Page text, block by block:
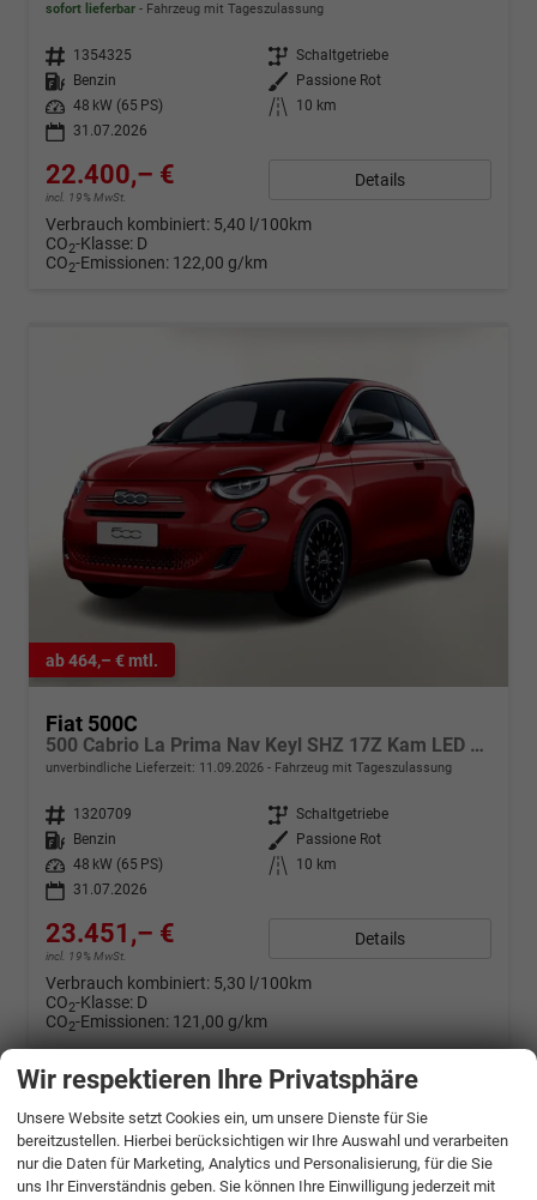
sofort lieferbar Fahrzeug mit Tageszulassung
Fahrzeugnr. 1354325 Getriebe Schaltgetriebe
Kraftstoff
Benzin Außenfarbe
Passione Rot
Leistung
48 kW (65 PS) Kilometerstand
10 km
31.07.2026
22.400,– €
incl. 19% MwSt.
Details
Verbrauch kombiniert: 5,40 l/100km
CO2-Klasse: D
CO2-Emissionen: 122,00 g/km
ab 464,– € mtl.
Fiat 500C
500 Cabrio La Prima Nav Keyl SHZ 17Z Kam LED Car
unverbindliche Lieferzeit: 11.09.2026 Fahrzeug mit Tageszulassung
Fahrzeugnr. 1320709 Getriebe Schaltgetriebe
Kraftstoff
Benzin Außenfarbe
Passione Rot
Leistung
48 kW (65 PS) Kilometerstand
10 km
31.07.2026
23.451,– €
incl. 19% MwSt.
Details
Verbrauch kombiniert: 5,30 l/100km
CO2-Klasse: D
CO2-Emissionen: 121,00 g/km
Wir respektieren Ihre Privatsphäre
Unsere Website setzt Cookies ein, um unsere Dienste für Sie
bereitzustellen. Hierbei berücksichtigen wir Ihre Auswahl und verarbeiten
nur die Daten für Marketing, Analytics und Personalisierung, für die Sie
uns Ihr Einverständnis geben. Sie können Ihre Einwilligung jederzeit mit